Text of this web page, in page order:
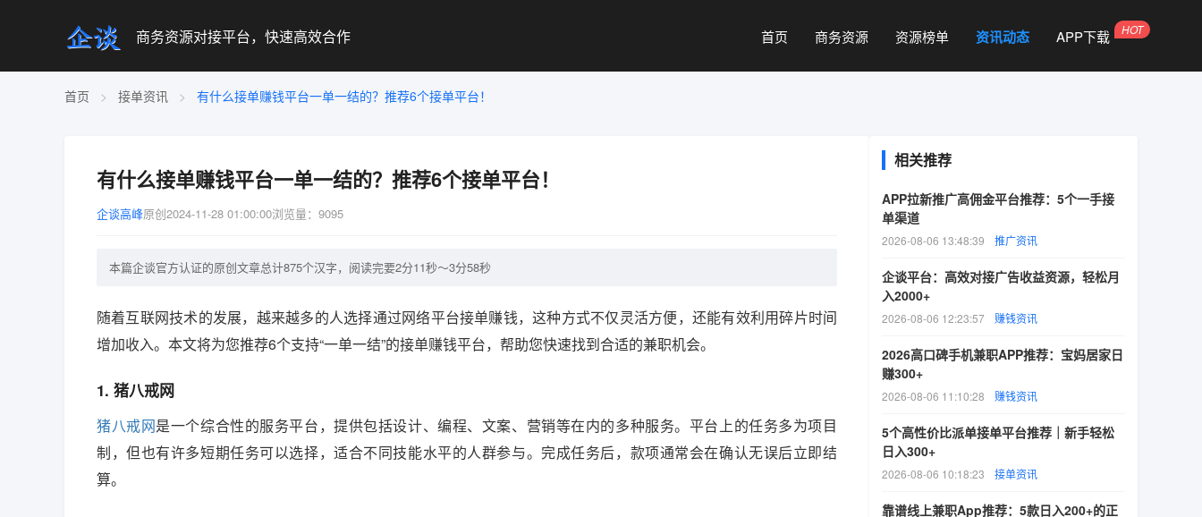
商务资源对接平台，快速高效合作 首页 商务资源 资源榜单 资讯动态 APP下载
首页 > 接单资讯 > 有什么接单赚钱平台一单一结的？推荐6个接单平台！
有什么接单赚钱平台一单一结的？推荐6个接单平台！
企谈高峰原创2024-11-28 01:00:00浏览量：9095
本篇企谈官方认证的原创文章总计875个汉字，阅读完要2分11秒～3分58秒
随着互联网技术的发展，越来越多的人选择通过网络平台接单赚钱，这种方式不仅灵活方便，还能有效利用碎片时间
增加收入。本文将为您推荐6个支持“一单一结”的接单赚钱平台，帮助您快速找到合适的兼职机会。
1. 猪八戒网
猪八戒网是一个综合性的服务平台，提供包括设计、编程、文案、营销等在内的多种服务。平台上的任务多为项目
制，但也有许多短期任务可以选择，适合不同技能水平的人群参与。完成任务后，款项通常会在确认无误后立即结
算。
相关推荐
APP拉新推广高佣金平台推荐：5个一手接
单渠道
2026-08-06 13:48:39 推广资讯
企谈平台：高效对接广告收益资源，轻松月
入2000+
2026-08-06 12:23:57 赚钱资讯
2026高口碑手机兼职APP推荐：宝妈居家日
赚300+
2026-08-06 11:10:28 赚钱资讯
5个高性价比派单接单平台推荐｜新手轻松
日入300+
2026-08-06 10:18:23 接单资讯
靠谱线上兼职App推荐：5款日入200+的正